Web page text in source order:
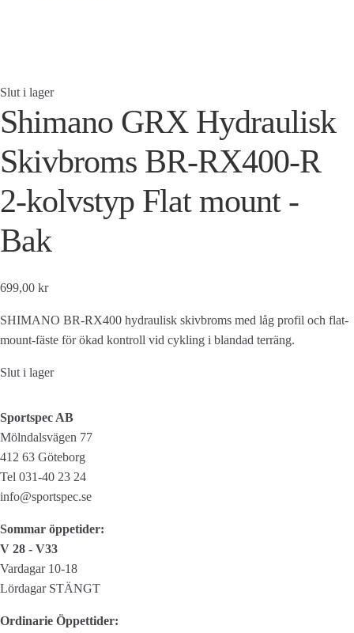
Slut i lager
Shimano GRX Hydraulisk
Skivbroms BR-RX400-R
2-kolvstyp Flat mount -
Bak
699,00 kr
SHIMANO BR-RX400 hydraulisk skivbroms med låg profil och flat-
mount-fäste för ökad kontroll vid cykling i blandad terräng.
Slut i lager
Sportspec AB
Mölndalsvägen 77
412 63 Göteborg
Tel 031-40 23 24
info@sportspec.se
Sommar öppetider:
V 28 - V33
Vardagar 10-18
Lördagar STÄNGT
Ordinarie Öppettider: